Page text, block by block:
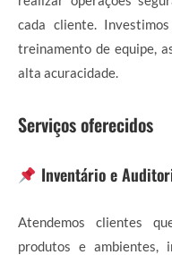
cada cliente.
treinamento de equipe,
alta acuracidade.
Serviços oferecidos
Inventário e
Atendemos clientes
produtos e ambientes,